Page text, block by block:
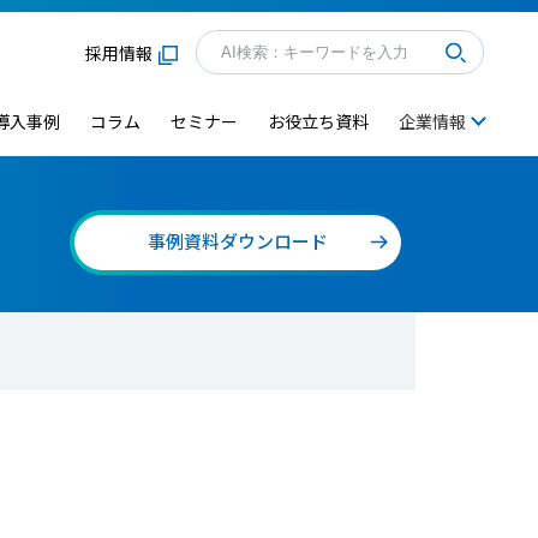
採用情報
入事例 コラム セミナー お役立ち資料 企業情報
事例資料ダウンロード